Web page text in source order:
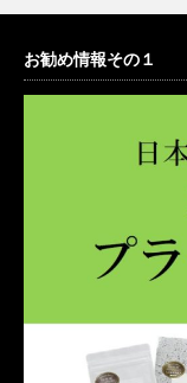
お勧め情報その１